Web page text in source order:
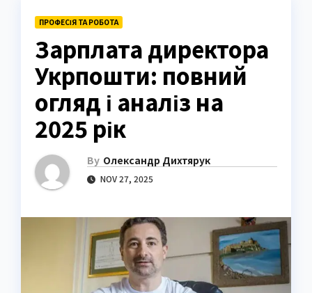
ПРОФЕСІЯ ТА РОБОТА
Зарплата директора
Укрпошти: повний
огляд і аналіз на
2025 рік
By Олександр Дихтярук
NOV 27, 2025